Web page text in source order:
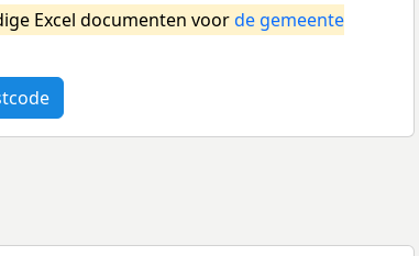
Excel documenten voorde gemeente